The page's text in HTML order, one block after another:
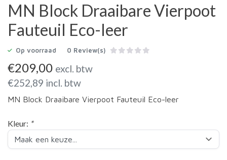
MN Block Draaibare Vierpoot
Fauteuil Eco-leer
Op voorraad 0 Review(s)
€209,00 excl. btw
€252,89 incl. btw
MN Block Draaibare Vierpoot Fauteuil Eco-leer
Kleur: *